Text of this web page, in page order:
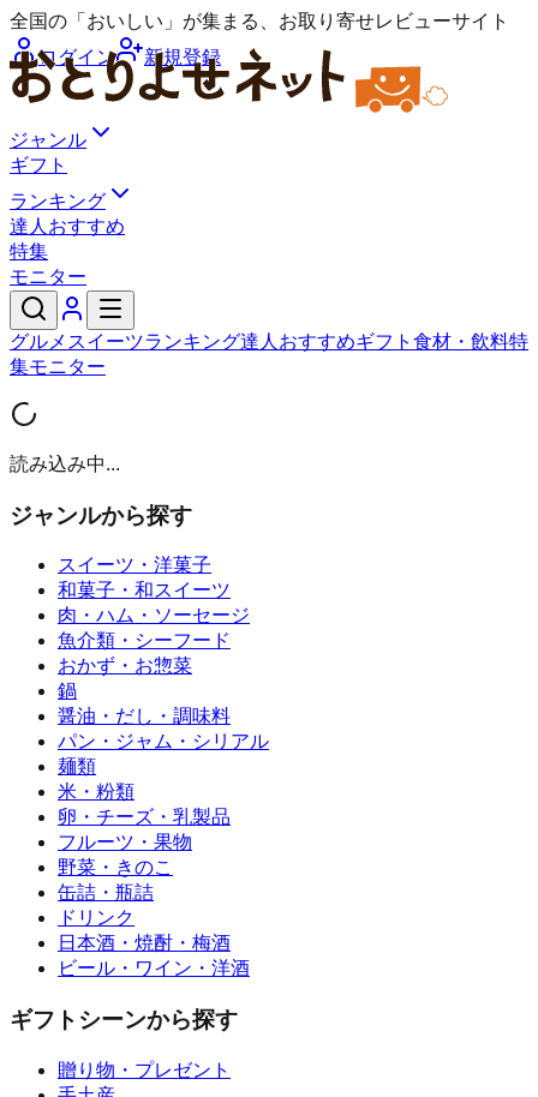
全国の「おいしい」が集まる、お取り寄せレビューサイト
ログイン
新規登録
ジャンル
ギフト
ランキング
達人おすすめ
特集
モニター
グルメ スイーツランキング達人おすすめギフト 食材・飲料特
集モニター
読み込み中...
ジャンルから探す
スイーツ・洋菓子
和菓子・和スイーツ
肉・ハム・ソーセージ
魚介類・シーフード
おかず・お惣菜
鍋
醤油・だし・調味料
パン・ジャム・シリアル
麺類
米・粉類
卵・チーズ・乳製品
フルーツ・果物
野菜・きのこ
缶詰・瓶詰
ドリンク
日本酒・焼酎・梅酒
ビール・ワイン・洋酒
ギフトシーンから探す
贈り物・プレゼント